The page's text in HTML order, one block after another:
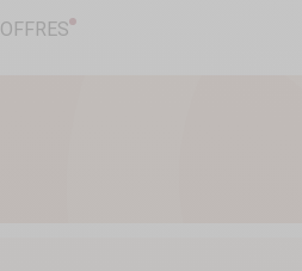
OFFRES